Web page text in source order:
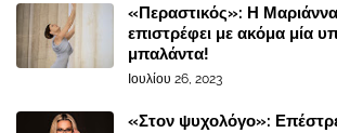
«Περαστικός»: Η
επιστρέφει με ακόμα μία
μπαλάντα!
Ιουλίου 26, 2023
«Στον ψυχολόγο»: